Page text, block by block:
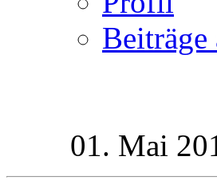
Beiträge
01. Mai